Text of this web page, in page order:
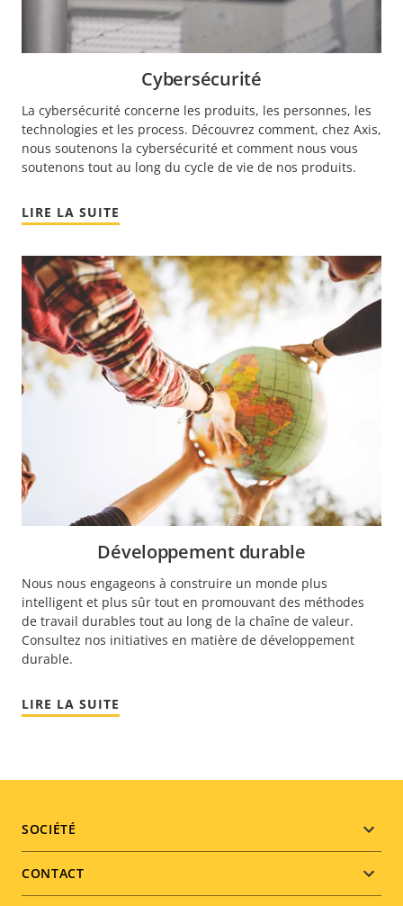
Cybersécurité
La cybersécurité concerne les produits, les personnes, les
technologies et les process. Découvrez comment, chez Axis,
nous soutenons la cybersécurité et comment nous vous
soutenons tout au long du cycle de vie de nos produits.
LIRE LA SUITE
Développement durable
Nous nous engageons à construire un monde plus
intelligent et plus sûr tout en promouvant des méthodes
de travail durables tout au long de la chaîne de valeur.
Consultez nos initiatives en matière de développement
durable.
LIRE LA SUITE
Footer
menu
SOCIÉTÉ
CONTACT